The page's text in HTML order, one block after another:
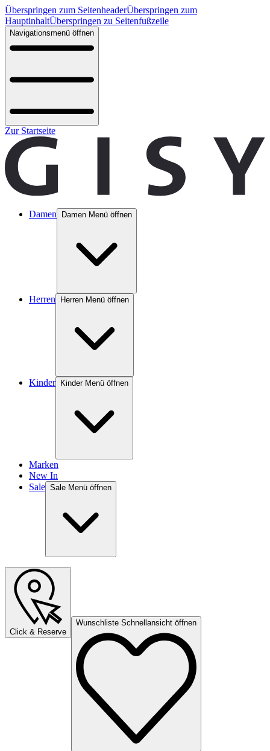
Überspringen zum SeitenheaderÜberspringen zum
HauptinhaltÜberspringen zu Seitenfußzeile
Navigationsmenü öffnen
Zur Startseite
Damen Damen Menü öffnen
Herren Herren Menü öffnen
Kinder Kinder Menü öffnen
Marken
New In
Sale Sale Menü öffnen
Click & Reserve
Wunschliste Schnellansicht öffnen